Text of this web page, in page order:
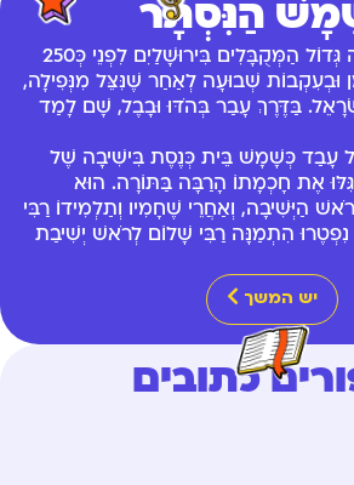
הַנִּסְתָּר
רַבִּי שָׁלוֹם שַׁרְעַבִּי הָיָה גְּדוֹל הַמְּקֻבָּלִים בִּירוּשָׁלַיִם לִפְנֵי כְּ250
וּבְעִקְבוֹת שְׁבוּעָה לְאַחַר שֶׁנִּצֵּל מִנְּפִילָה,
בַּדֶּרֶךְ עָבַר בְּהֹדּוּ וּבָבֶל, שָׁם לָמַד
עָבַד כְּשָׁמָשׁ בֵּית כְּנֶסֶת בִּישִׁיבָה שֶׁל
גִּלּוּ אֶת חָכְמָתוֹ הָרַבָּה בַּתּוֹרָה. הוּא
הַיְּשִׁיבָה, וְאַחֲרֵי שֶׁחָמִיו וְתַלְמִידוֹ רַבִּי
נִפְטֶרוּ הִתְמַנָּה רַבִּי שָׁלוֹם לְרֹאשׁ יְשִׁיבַת
יש המשך
כתובים